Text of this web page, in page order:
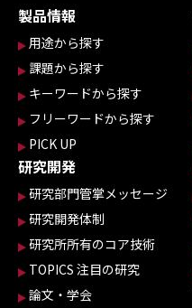
製品情報
用途から探す
課題から探す
キーワードから探す
フリーワードから探す
PICK UP
研究開発
研究部門管掌メッセージ
研究開発体制
研究所所有のコア技術
TOPICS 注目の研究
論文・学会